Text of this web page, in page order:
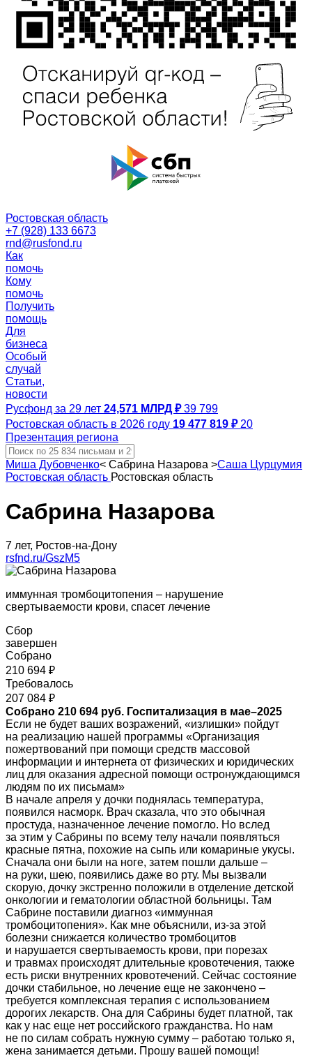
Ростовская область
+7 (928) 133 6673
rnd@rusfond.ru
Как
помочь
Кому
помочь
Получить
помощь
Для
бизнеса
Особый
случай
Статьи,
новости
Русфонд за 29 лет 24,571 МЛРД ₽ 39 799
Ростовская область в 2026 году 19 477 819 ₽ 20
Презентация региона
Миша Дубовченко< Сабрина Назарова >Саша Цурцумия
Ростовская область Ростовская область
Сабрина Назарова
7 лет, Ростов-на-Дону
rsfnd.ru/GszM5
иммунная тромбоцитопения – нарушение
свертываемости крови, спасет лечение
Сбор
завершен
Собрано
210 694 ₽
Требовалось
207 084 ₽
Собрано 210 694 руб. Госпитализация в мае–2025
Если не будет ваших возражений, «излишки» пойдут
на реализацию нашей программы «Организация
пожертвований при помощи средств массовой
информации и интернета от физических и юридических
лиц для оказания адресной помощи остронуждающимся
людям по их письмам»
В начале апреля у дочки поднялась температура,
появился насморк. Врач сказала, что это обычная
простуда, назначенное лечение помогло. Но вслед
за этим у Сабрины по всему телу начали появляться
красные пятна, похожие на сыпь или комариные укусы.
Сначала они были на ноге, затем пошли дальше –
на руки, шею, появились даже во рту. Мы вызвали
скорую, дочку экстренно положили в отделение детской
онкологии и гематологии областной больницы. Там
Сабрине поставили диагноз «иммунная
тромбоцитопения». Как мне объяснили, из-за этой
болезни снижается количество тромбоцитов
и нарушается свертываемость крови, при порезах
и травмах происходят длительные кровотечения, также
есть риски внутренних кровотечений. Сейчас состояние
дочки стабильное, но лечение еще не закончено –
требуется комплексная терапия с использованием
дорогих лекарств. Она для Сабрины будет платной, так
как у нас еще нет российского гражданства. Но нам
не по силам собрать нужную сумму – работаю только я,
жена занимается детьми. Прошу вашей помощи!